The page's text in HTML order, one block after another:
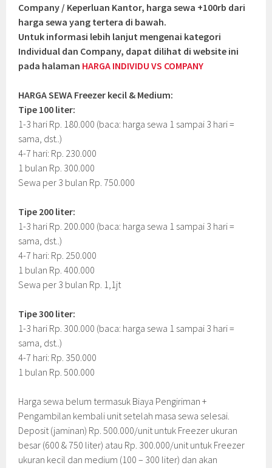
Company / Keperluan Kantor, harga sewa +100rb dari
harga sewa yang tertera di bawah.
Untuk informasi lebih lanjut mengenai kategori
Individual dan Company, dapat dilihat di website ini
pada halaman HARGA INDIVIDU VS COMPANY
HARGA SEWA Freezer kecil & Medium:
Tipe 100 liter:
1-3 hari Rp. 180.000 (baca: harga sewa 1 sampai 3 hari =
sama, dst..)
4-7 hari: Rp. 230.000
1 bulan Rp. 300.000
Sewa per 3 bulan Rp. 750.000
Tipe 200 liter:
1-3 hari Rp. 200.000 (baca: harga sewa 1 sampai 3 hari =
sama, dst..)
4-7 hari: Rp. 250.000
1 bulan Rp. 400.000
Sewa per 3 bulan Rp. 1,1jt
Tipe 300 liter:
1-3 hari Rp. 300.000 (baca: harga sewa 1 sampai 3 hari =
sama, dst..)
4-7 hari: Rp. 350.000
1 bulan Rp. 500.000
Harga sewa belum termasuk Biaya Pengiriman +
Pengambilan kembali unit setelah masa sewa selesai.
Deposit (jaminan) Rp. 500.000/unit untuk Freezer ukuran
besar (600 & 750 liter) atau Rp. 300.000/unit untuk Freezer
ukuran kecil dan medium (100 – 300 liter) dan akan